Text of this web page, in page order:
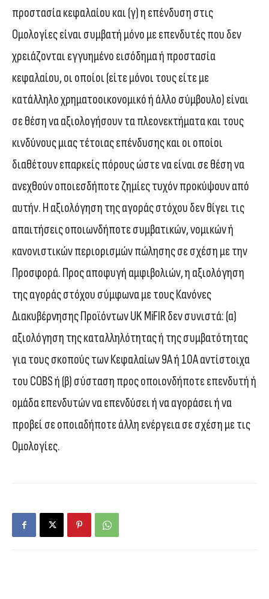
προστασία κεφαλαίου και (γ) η επένδυση στις
Ομολογίες είναι συμβατή μόνο με επενδυτές που δεν
χρειάζονται εγγυημένο εισόδημα ή προστασία
κεφαλαίου, οι οποίοι (είτε μόνοι τους είτε με
κατάλληλο χρηματοοικονομικό ή άλλο σύμβουλο) είναι
σε θέση να αξιολογήσουν τα πλεονεκτήματα και τους
κινδύνους μιας τέτοιας επένδυσης και οι οποίοι
διαθέτουν επαρκείς πόρους ώστε να είναι σε θέση να
ανεχθούν οποιεσδήποτε ζημίες τυχόν προκύψουν από
αυτήν. Η αξιολόγηση της αγοράς στόχου δεν θίγει τις
απαιτήσεις οποιωνδήποτε συμβατικών, νομικών ή
κανονιστικών περιορισμών πώλησης σε σχέση με την
Προσφορά. Προς αποφυγή αμφιβολιών, η αξιολόγηση
της αγοράς στόχου σύμφωνα με τους Κανόνες
Διακυβέρνησης Προϊόντων UK MiFIR δεν συνιστά: (α)
αξιολόγηση της καταλληλότητας ή της συμβατότητας
για τους σκοπούς των Κεφαλαίων 9Α ή 10Α αντίστοιχα
του COBS ή (β) σύσταση προς οποιονδήποτε επενδυτή ή
ομάδα επενδυτών να επενδύσει ή να αγοράσει ή να
προβεί σε οποιαδήποτε άλλη ενέργεια σε σχέση με τις
Ομολογίες.